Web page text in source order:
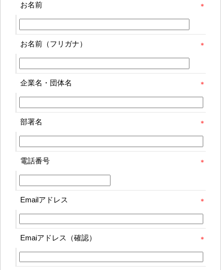
お名前
お名前（フリガナ）
企業名・団体名
部署名
電話番号
Emailアドレス
Emaiアドレス（確認）